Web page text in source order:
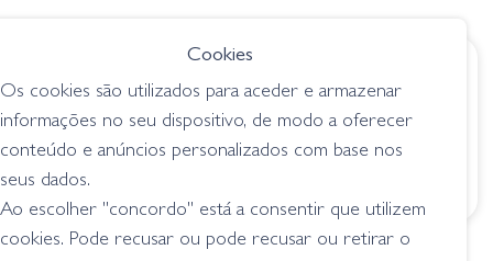
€ 6.25
Decoy Trailer Blade
WL BL-10S
spoon / medalhas
TRD SpinZ Willow
Silver
Cookies
Os cookies são utilizados para aceder e armazenar
informações no seu dispositivo, de modo a oferecer
conteúdo e anúncios personalizados com base nos
seus dados.
Ao escolher "concordo" está a consentir que utilizem
cookies. Pode recusar ou pode recusar ou retirar o